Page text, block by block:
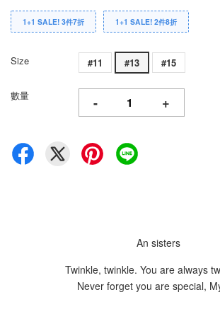
1+1 SALE! 3件7折 1+1 SALE! 2件8折
Size #11 #13 #15
數量 - +
An sisters
Twinkle, twinkle. You are always
Never forget you are special,